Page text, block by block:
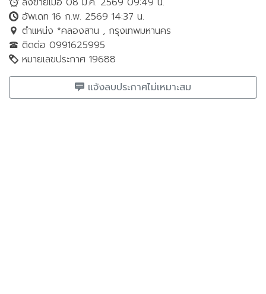
อัพเดท 16 ก.พ. 2569 14:37 น.
ตำแหน่ง *คลองสาน , กรุงเทพมหานคร
ติดต่อ 0991625995
หมายเลขประกาศ 19688
แจ้งลบประกาศไม่เหมาะสม